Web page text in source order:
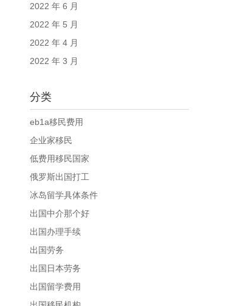
2022 年 6 月
2022 年 5 月
2022 年 4 月
2022 年 3 月
分类
eb1a移民费用
企业家移民
低费用移民国家
俄罗斯出国打工
冰岛留学具体条件
出国中介那个好
出国办理手续
出国劳务
出国日本劳务
出国留学费用